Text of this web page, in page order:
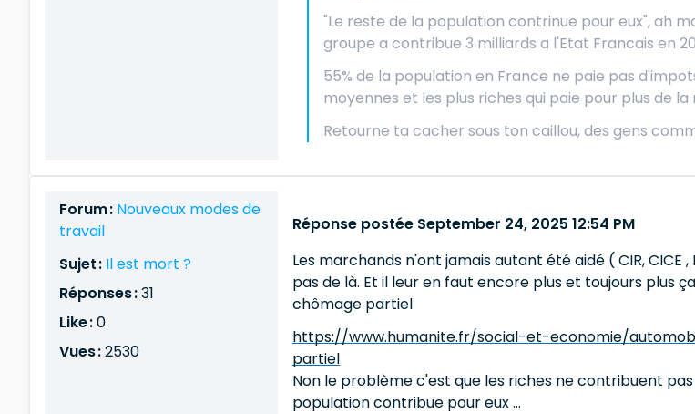
"Le reste de la population contrinue pour eux", ah
groupe a contribue 3 milliards a l'Etat Francais en
55% de la population en France ne paie pas
moyennes et les plus riches qui paie pour plus de la
Retourne ta cacher sous ton caillou, des gens
Forum : Nouveaux modes de
travail
Sujet : Il est mort ?
Réponses :31
Like :0
Vues :2530
Réponse postée September 24, 2025 12:54 PM
Les marchands n'ont jamais autant été aidé ( CIR,
pas de là. Et il leur en faut encore plus et toujours plus
chômage partiel
https://www.humanite.fr/social-et-economie/
partiel
Non le problème c'est que les riches ne contribuent
population contribue pour eux ...